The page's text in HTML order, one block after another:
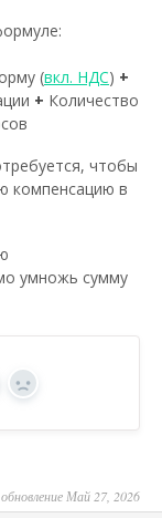
(вкл. НДС) +
+ Количество
чтобы
компенсацию в
умножь сумму
No
Май 27, 2026